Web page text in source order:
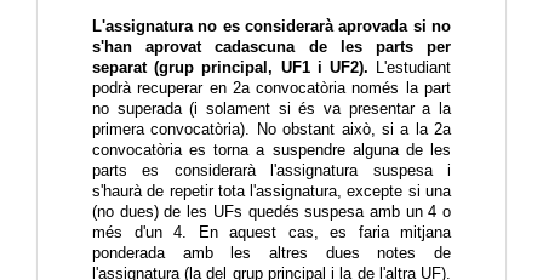
L'assignatura no es considerarà aprovada si no
s'han aprovat cadascuna de les parts per
separat (grup principal, UF1 i UF2). L'estudiant
podrà recuperar en 2a convocatòria només la part
no superada (i solament si és va presentar a la
primera convocatòria). No obstant això, si a la 2a
convocatòria es torna a suspendre alguna de les
parts es considerarà l'assignatura suspesa i
s'haurà de repetir tota l'assignatura, excepte si una
(no dues) de les UFs quedés suspesa amb un 4 o
més d'un 4. En aquest cas, es faria mitjana
ponderada amb les altres dues notes de
l'assignatura (la del grup principal i la de l'altra UF).